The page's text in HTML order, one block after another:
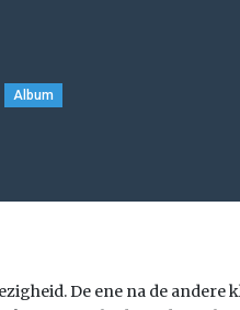
Album
De ene na de andere